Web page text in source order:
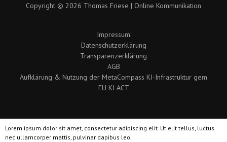
Copyright © 2026 Thomas Friese | Online Kommunikation
Impressum
Datenschutzerklärung
Transparenzerklärung
AGB
Aufklärung & Nutzung der MetaCompass KI-Infrastruktur gem
EU KI ACT
Lorem ipsum dolor sit amet, consectetur adipiscing elit. Ut elit tellus, luctus
nec ullamcorper mattis, pulvinar dapibus leo.